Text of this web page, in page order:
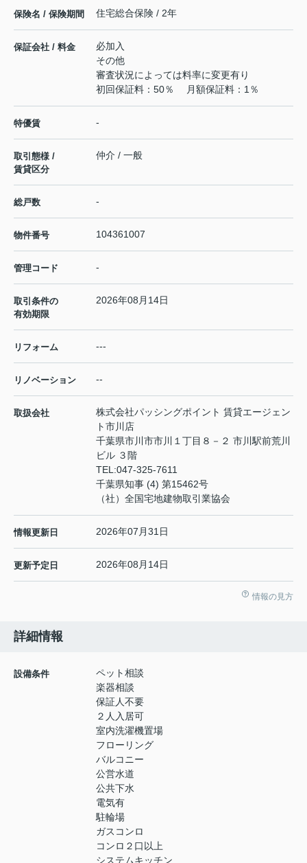
保険名 / 保険期間 住宅総合保険 / 2年
保証会社 / 料金
必加入
その他
審査状況によっては料率に変更有り
初回保証料：50％ 月額保証料：1％
特優賃 -
取引態様 /
賃貸区分
仲介 / 一般
総戸数 -
物件番号 104361007
管理コード -
取引条件の
有効期限
2026年08月14日
リフォーム ---
リノベーション --
取扱会社
株式会社パッシングポイント 賃貸エージェン
ト市川店
千葉県市川市市川１丁目８－２ 市川駅前荒川
ビル ３階
TEL:047-325-7611
千葉県知事 (4) 第15462号
（社）全国宅地建物取引業協会
情報更新日 2026年07月31日
更新予定日 2026年08月14日
情報の見方
詳細情報
設備条件
ペット相談
楽器相談
保証人不要
２人入居可
室内洗濯機置場
フローリング
バルコニー
公営水道
公共下水
電気有
駐輪場
ガスコンロ
コンロ２口以上
システムキッチン